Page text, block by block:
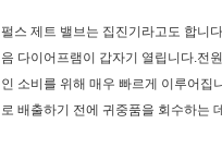
펄스 제트 밸브는 집진기라고도 합니
음 다이어프램이 갑자기 열립니다.전
인 소비를 위해 매우 빠르게 이루어집
로 배출하기 전에 귀중품을 회수하는